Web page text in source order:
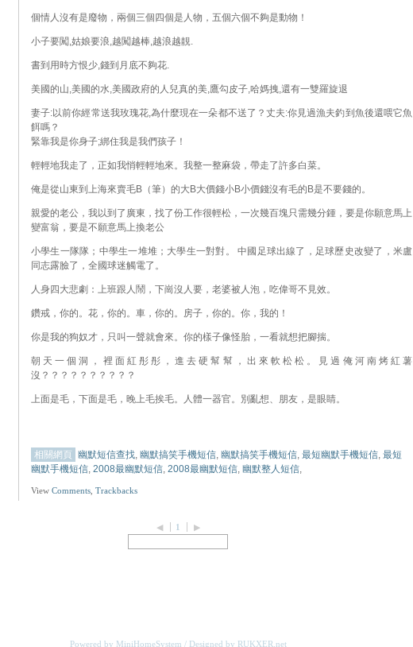
個情人沒有是廢物，兩個三個四個是人物，五個六個不夠是動物！
小子要闖,姑娘要浪,越闖越棒,越浪越靚.
書到用時方恨少,錢到月底不夠花.
美國的山,美國的水,美國政府的人兒真的美,鷹勾皮子,哈媽拽,還有一雙羅旋退
妻子:以前你經常送我玫瑰花,為什麼現在一朵都不送了？丈夫:你見過漁夫釣到魚後還喂它魚
餌嗎？
緊靠我是你身子;綁住我是我們孩子！
輕輕地我走了，正如我悄輕輕地來。我整一整麻袋，帶走了許多白菜。
俺是從山東到上海來賣毛B（筆）的大B大價錢小B小價錢沒有毛的B是不要錢的。
親愛的老公，我以到了廣東，找了份工作很輕松，一次幾百塊只需幾分鍾，要是你願意馬上
變富翁，要是不願意馬上換老公
小學生一隊隊；中學生一堆堆；大學生一對對。 中國足球出線了，足球歷史改變了，米盧
同志露臉了，全國球迷觸電了。
人身四大悲劇：上班跟人鬧，下崗沒人要，老婆被人泡，吃偉哥不見效。
鑽戒，你的。花，你的。車，你的。房子，你的。你，我的！
你是我的狗奴才，只叫一聲就會來。你的樣子像怪胎，一看就想把腳揣。
朝天一個洞，裡面紅彤彤，進去硬幫幫，出來軟松松。見過俺河南烤紅薯
沒？？？？？？？？？？
上面是毛，下面是毛，晚上毛挨毛。人體一器官。別亂想、朋友，是眼睛。
相關網頁 幽默短信查找, 幽默搞笑手機短信, 幽默搞笑手機短信, 最短幽默手機短信, 最短
幽默手機短信, 2008最幽默短信, 2008最幽默短信, 幽默整人短信,
View Comments Trackbacks
◀ 1 ▶
Powered by MiniHomeSystem / Designed by RUKXER.net